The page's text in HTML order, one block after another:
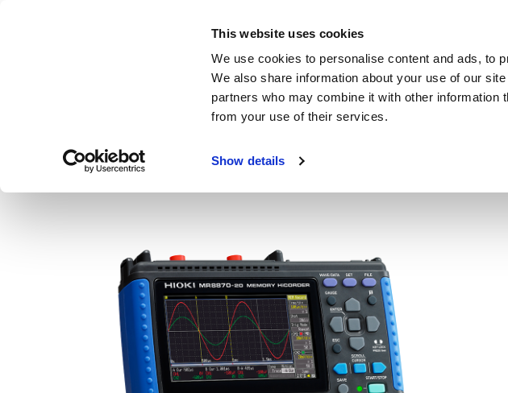
This website uses cookies
We use cookies to personalise content and ads, to
We also share information about your use of our
partners who may combine it with other information
from your use of their services.
Show details
製品・サービス
製品